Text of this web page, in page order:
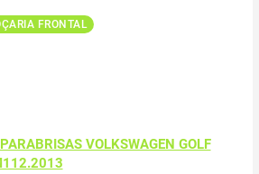
FRONTAL
VOLKSWAGEN GOLF